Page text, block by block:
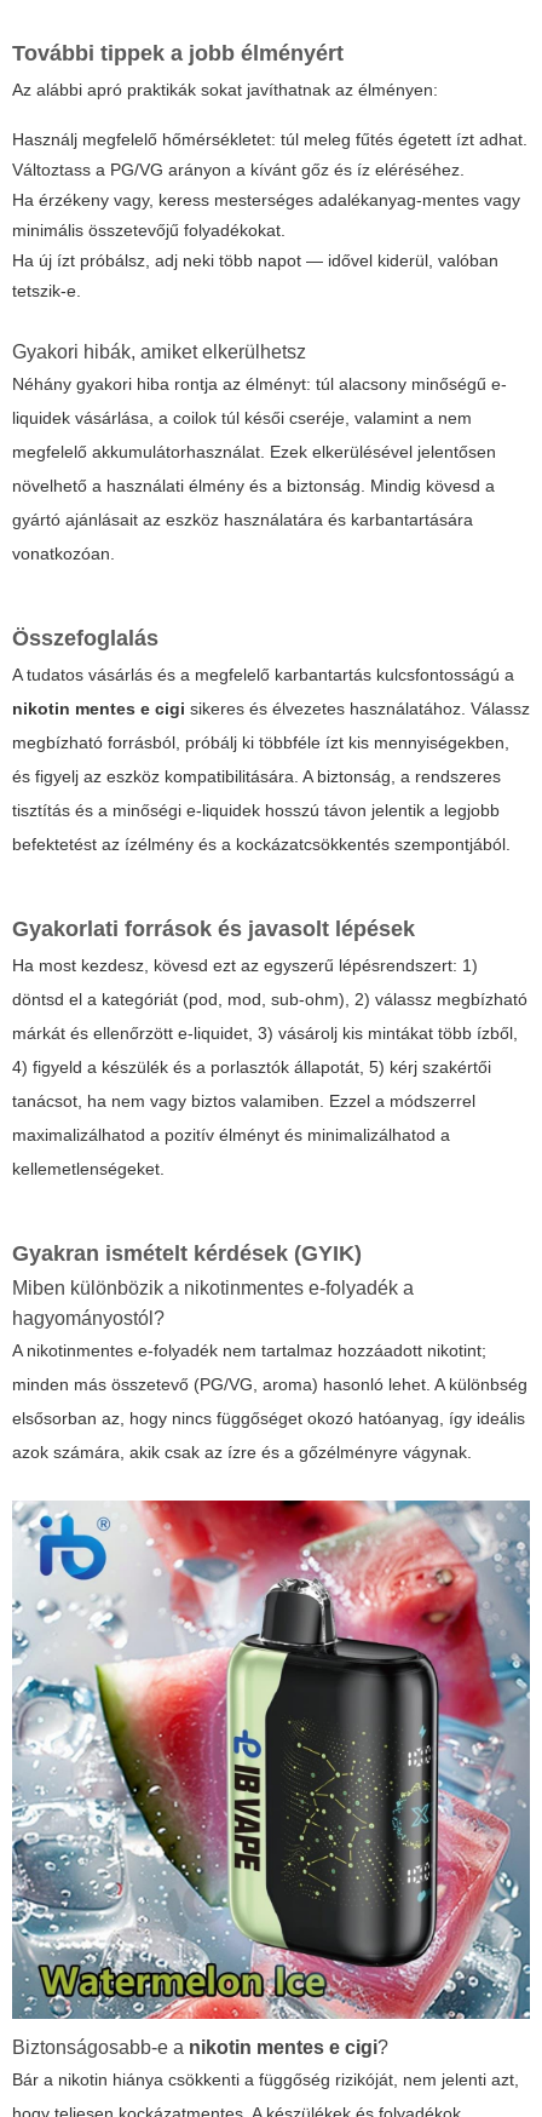
További tippek a jobb élményért
Az alábbi apró praktikák sokat javíthatnak az élményen:
Használj megfelelő hőmérsékletet: túl meleg fűtés égetett ízt adhat.
Változtass a PG/VG arányon a kívánt gőz és íz eléréséhez.
Ha érzékeny vagy, keress mesterséges adalékanyag-mentes vagy
minimális összetevőjű folyadékokat.
Ha új ízt próbálsz, adj neki több napot — idővel kiderül, valóban
tetszik-e.
Gyakori hibák, amiket elkerülhetsz
Néhány gyakori hiba rontja az élményt: túl alacsony minőségű e-
liquidek vásárlása, a coilok túl késői cseréje, valamint a nem
megfelelő akkumulátorhasználat. Ezek elkerülésével jelentősen
növelhető a használati élmény és a biztonság. Mindig kövesd a
gyártó ajánlásait az eszköz használatára és karbantartására
vonatkozóan.
Összefoglalás
A tudatos vásárlás és a megfelelő karbantartás kulcsfontosságú a
nikotin mentes e cigi sikeres és élvezetes használatához. Válassz
megbízható forrásból, próbálj ki többféle ízt kis mennyiségekben,
és figyelj az eszköz kompatibilitására. A biztonság, a rendszeres
tisztítás és a minőségi e-liquidek hosszú távon jelentik a legjobb
befektetést az ízélmény és a kockázatcsökkentés szempontjából.
Gyakorlati források és javasolt lépések
Ha most kezdesz, kövesd ezt az egyszerű lépésrendszert: 1)
döntsd el a kategóriát (pod, mod, sub-ohm), 2) válassz megbízható
márkát és ellenőrzött e-liquidet, 3) vásárolj kis mintákat több ízből,
4) figyeld a készülék és a porlasztók állapotát, 5) kérj szakértői
tanácsot, ha nem vagy biztos valamiben. Ezzel a módszerrel
maximalizálhatod a pozitív élményt és minimalizálhatod a
kellemetlenségeket.
Gyakran ismételt kérdések (GYIK)
Miben különbözik a nikotinmentes e-folyadék a
hagyományostól?
A nikotinmentes e-folyadék nem tartalmaz hozzáadott nikotint;
minden más összetevő (PG/VG, aroma) hasonló lehet. A különbség
elsősorban az, hogy nincs függőséget okozó hatóanyag, így ideális
azok számára, akik csak az ízre és a gőzélményre vágynak.
Biztonságosabb-e a nikotin mentes e cigi?
Bár a nikotin hiánya csökkenti a függőség rizikóját, nem jelenti azt,